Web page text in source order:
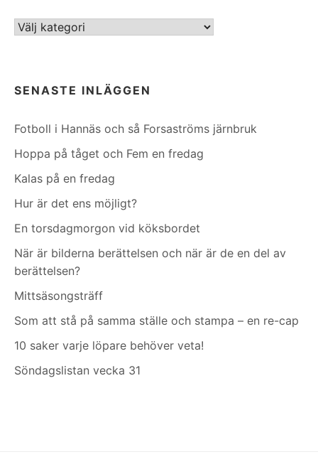
Kategorier
SENASTE INLÄGGEN
Fotboll i Hannäs och så Forsaströms järnbruk
Hoppa på tåget och Fem en fredag
Kalas på en fredag
Hur är det ens möjligt?
En torsdagmorgon vid köksbordet
När är bilderna berättelsen och när är de en del av
berättelsen?
Mittsäsongsträff
Som att stå på samma ställe och stampa – en re-cap
10 saker varje löpare behöver veta!
Söndagslistan vecka 31